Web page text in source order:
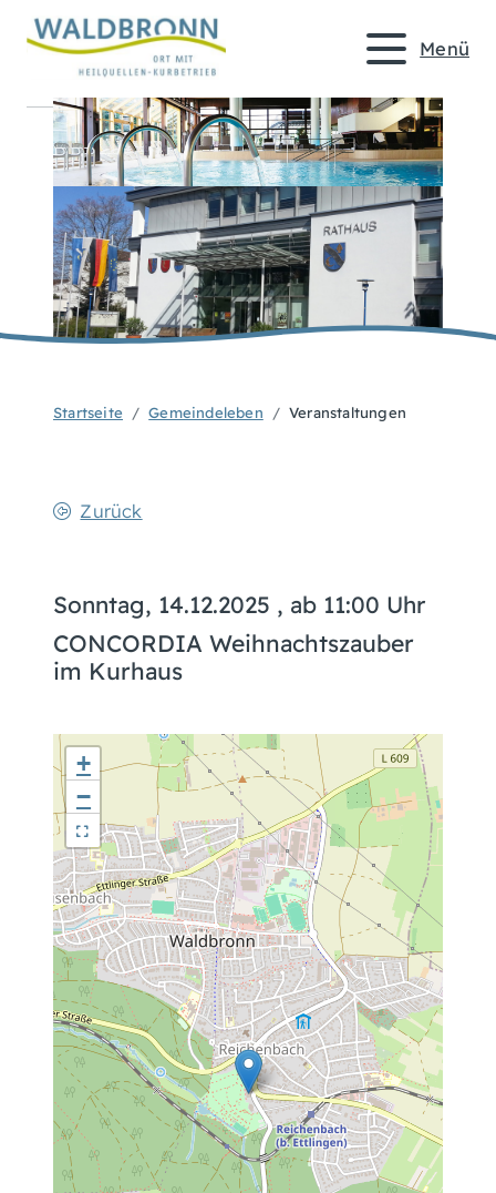
Menü
Startseite Gemeindeleben Veranstaltungen
Zurück
Sonntag, 14.12.2025 , ab 11:00 Uhr
CONCORDIA Weihnachtszauber
im Kurhaus
+
−